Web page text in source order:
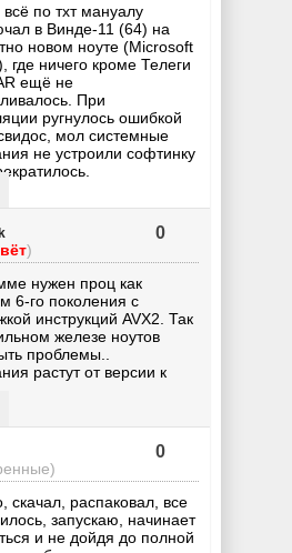
по тхт мануалу
в Винде-11 (64) на
новом ноуте (Microsoft
где ничего кроме Телеги
ещё не
При
ругнулось ошибкой
мол системные
не устроили софтинку
)
0
нужен проц как
6-го поколения с
инструкций AVX2. Так
железе ноутов
проблемы..
растут от версии к
0
скачал, распаковал, все
запускаю, начинает
и не дойдя до полной